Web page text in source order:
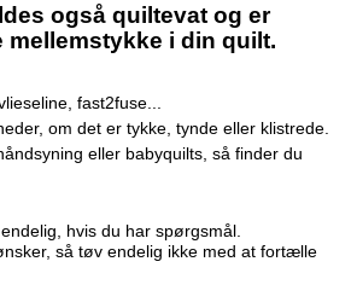
også quiltevat og er
mellemstykke i din quilt.
fast2fuse...
om det er tykke, tynde eller klistrede.
eller babyquilts, så finder du
hvis du har spørgsmål.
så tøv endelig ikke med at fortælle